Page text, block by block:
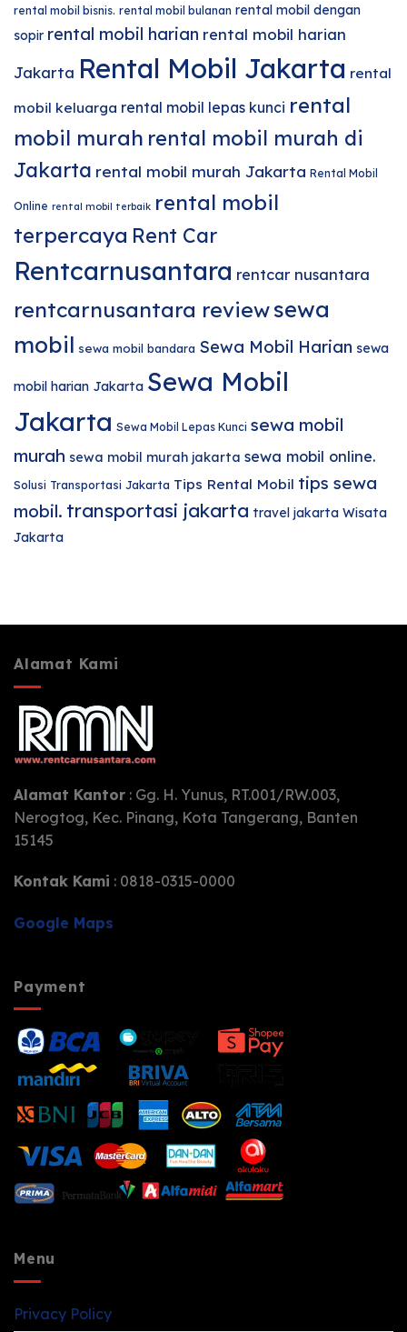
rental mobil bisnis. rental mobil bulanan rental mobil dengan
sopir rental mobil harian rental mobil harian
Jakarta Rental Mobil Jakarta rental
mobil keluarga rental mobil lepas kunci rental
mobil murah rental mobil murah di
Jakarta rental mobil murah Jakarta Rental Mobil
Online rental mobil terbaik rental mobil
terpercaya Rent Car
Rentcarnusantara rentcar nusantara
rentcarnusantara reviewsewa
mobil sewa mobil bandara Sewa Mobil Harian sewa
mobil harian Jakarta Sewa Mobil
Jakarta Sewa Mobil Lepas Kunci sewa mobil
murah sewa mobil murah jakarta sewa mobil online.
Solusi Transportasi Jakarta Tips Rental Mobil tips sewa
mobil. transportasi jakarta travel jakarta Wisata
Jakarta
Alamat Kami
Alamat Kantor : Gg. H. Yunus, RT.001/RW.003,
Nerogtog, Kec. Pinang, Kota Tangerang, Banten
15145
Kontak Kami : 0818-0315-0000
Google Maps
Payment
Menu
Privacy Policy